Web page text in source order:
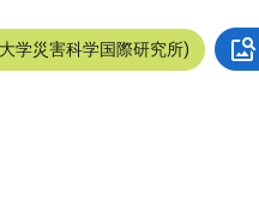
学災害科学国際研究所)